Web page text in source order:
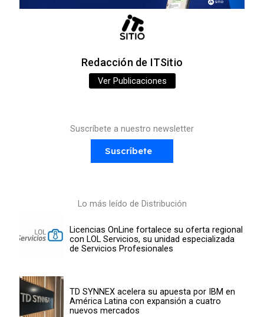
Redacción de ITSitio
Ver Publicaciones
Suscríbete a nuestro newsletter
Suscríbete
Lo más leído de Distribución
Licencias OnLine fortalece su oferta regional
con LOL Servicios, su unidad especializada
de Servicios Profesionales
TD SYNNEX acelera su apuesta por IBM en
América Latina con expansión a cuatro
nuevos mercados